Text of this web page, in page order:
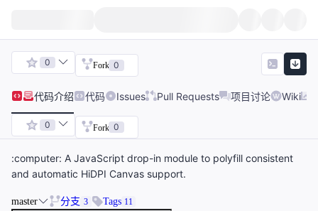
0 Fork 0
代码介绍 代码 Issues Pull Requests 项目讨论 Wiki
0 Fork 0
:computer: A JavaScript drop-in module to polyfill consistent
and automatic HiDPI Canvas support.
master 分支 3 Tags 11